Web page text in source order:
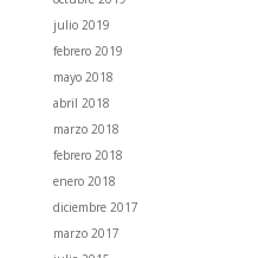
julio 2019
febrero 2019
mayo 2018
abril 2018
marzo 2018
febrero 2018
enero 2018
diciembre 2017
marzo 2017